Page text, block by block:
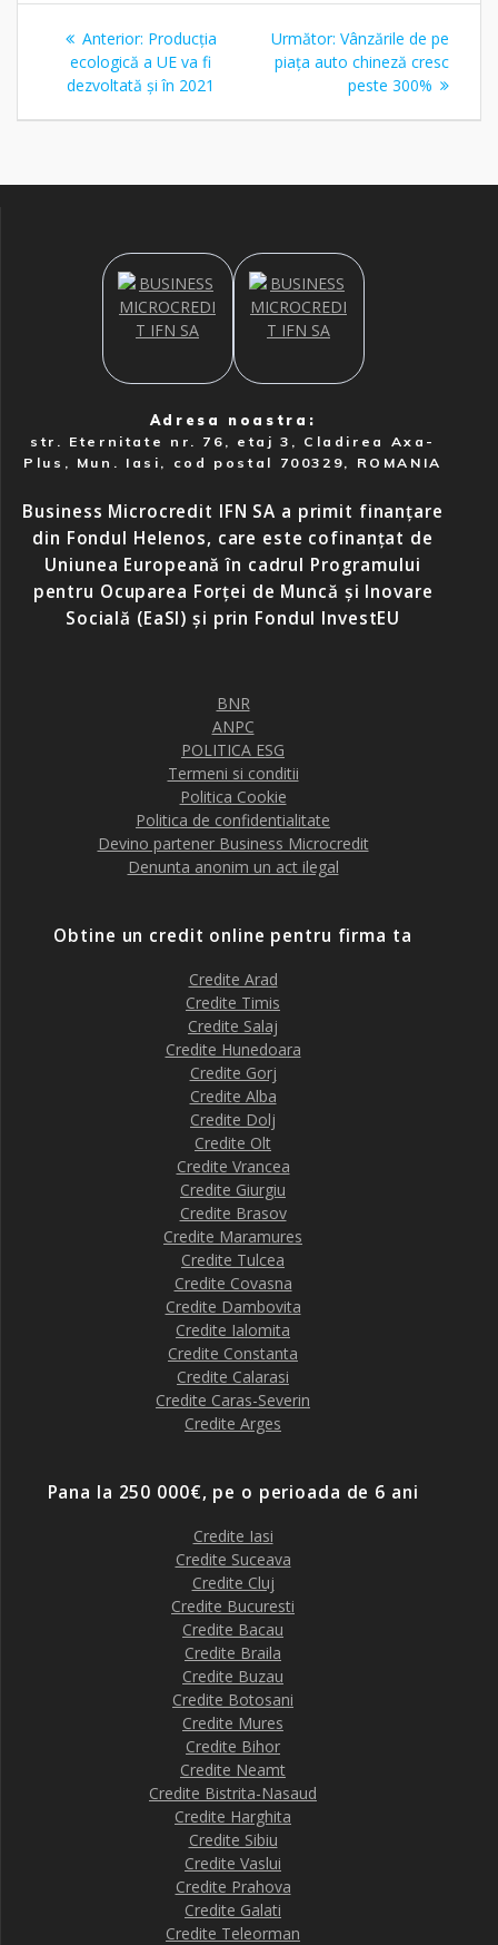
Navigare
articole
Anterior: Articolul
anterior:
Producția
ecologică a UE va fi
dezvoltată și în 2021
Următor: Articolul
următor:
Vânzările de pe
piața auto chineză cresc
peste 300%
Adresa noastra:
str. Eternitate nr. 76, etaj 3, Cladirea Axa-
Plus, Mun. Iasi, cod postal 700329, ROMANIA
Business Microcredit IFN SA a primit finanțare
din Fondul Helenos, care este cofinanțat de
Uniunea Europeană în cadrul Programului
pentru Ocuparea Forței de Muncă și Inovare
Socială (EaSI) și prin Fondul InvestEU
BNR
ANPC
POLITICA ESG
Termeni si conditii
Politica Cookie
Politica de confidentialitate
Devino partener Business Microcredit
Denunta anonim un act ilegal
Obtine un credit online pentru firma ta
Credite Arad
Credite Timis
Credite Salaj
Credite Hunedoara
Credite Gorj
Credite Alba
Credite Dolj
Credite Olt
Credite Vrancea
Credite Giurgiu
Credite Brasov
Credite Maramures
Credite Tulcea
Credite Covasna
Credite Dambovita
Credite Ialomita
Credite Constanta
Credite Calarasi
Credite Caras-Severin
Credite Arges
Pana la 250 000€, pe o perioada de 6 ani
Credite Iasi
Credite Suceava
Credite Cluj
Credite Bucuresti
Credite Bacau
Credite Braila
Credite Buzau
Credite Botosani
Credite Mures
Credite Bihor
Credite Neamt
Credite Bistrita-Nasaud
Credite Harghita
Credite Sibiu
Credite Vaslui
Credite Prahova
Credite Galati
Credite Teleorman